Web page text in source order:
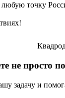
точку
не просто
задачу и